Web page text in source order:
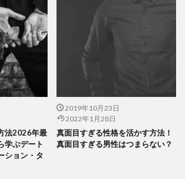
法2026年最
学ぶデート
ション・タ
2019年10月23日
2022年1月28日
真面目すぎる性格を活かす方法！
真面目すぎる男性はつまらない？